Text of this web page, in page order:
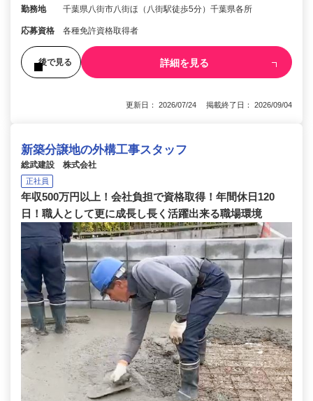
勤務地 千葉県八街市八街ほ（八街駅徒歩5分）千葉県各所
応募資格 各種免許資格取得者
後で見る 詳細を見る
更新日： 2026/07/24 掲載終了日： 2026/09/04
新築分譲地の外構工事スタッフ
総武建設 株式会社
正社員
年収500万円以上！会社負担で資格取得！年間休日120
日！職人として更に成長し長く活躍出来る職場環境